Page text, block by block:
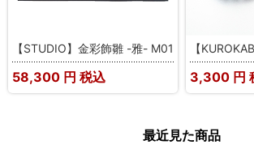
【STUDIO】金彩飾雛 -雅- M01
58,300 円 税込
【
3,300 円
最近見た商品